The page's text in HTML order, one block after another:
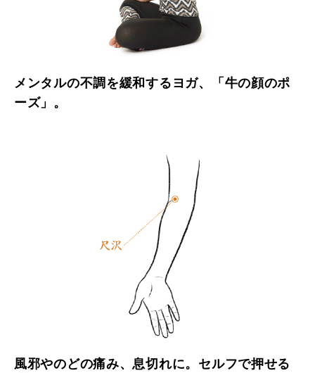
メンタルの不調を緩和するヨガ、「牛の顔のポ
ーズ」。
風邪やのどの痛み、息切れに。セルフで押せる